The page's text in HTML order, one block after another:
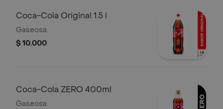
Coca-Cola Original 1.5 l
Gaseosa.
$ 10.000
Coca-Cola ZERO 400ml
Gaseosa